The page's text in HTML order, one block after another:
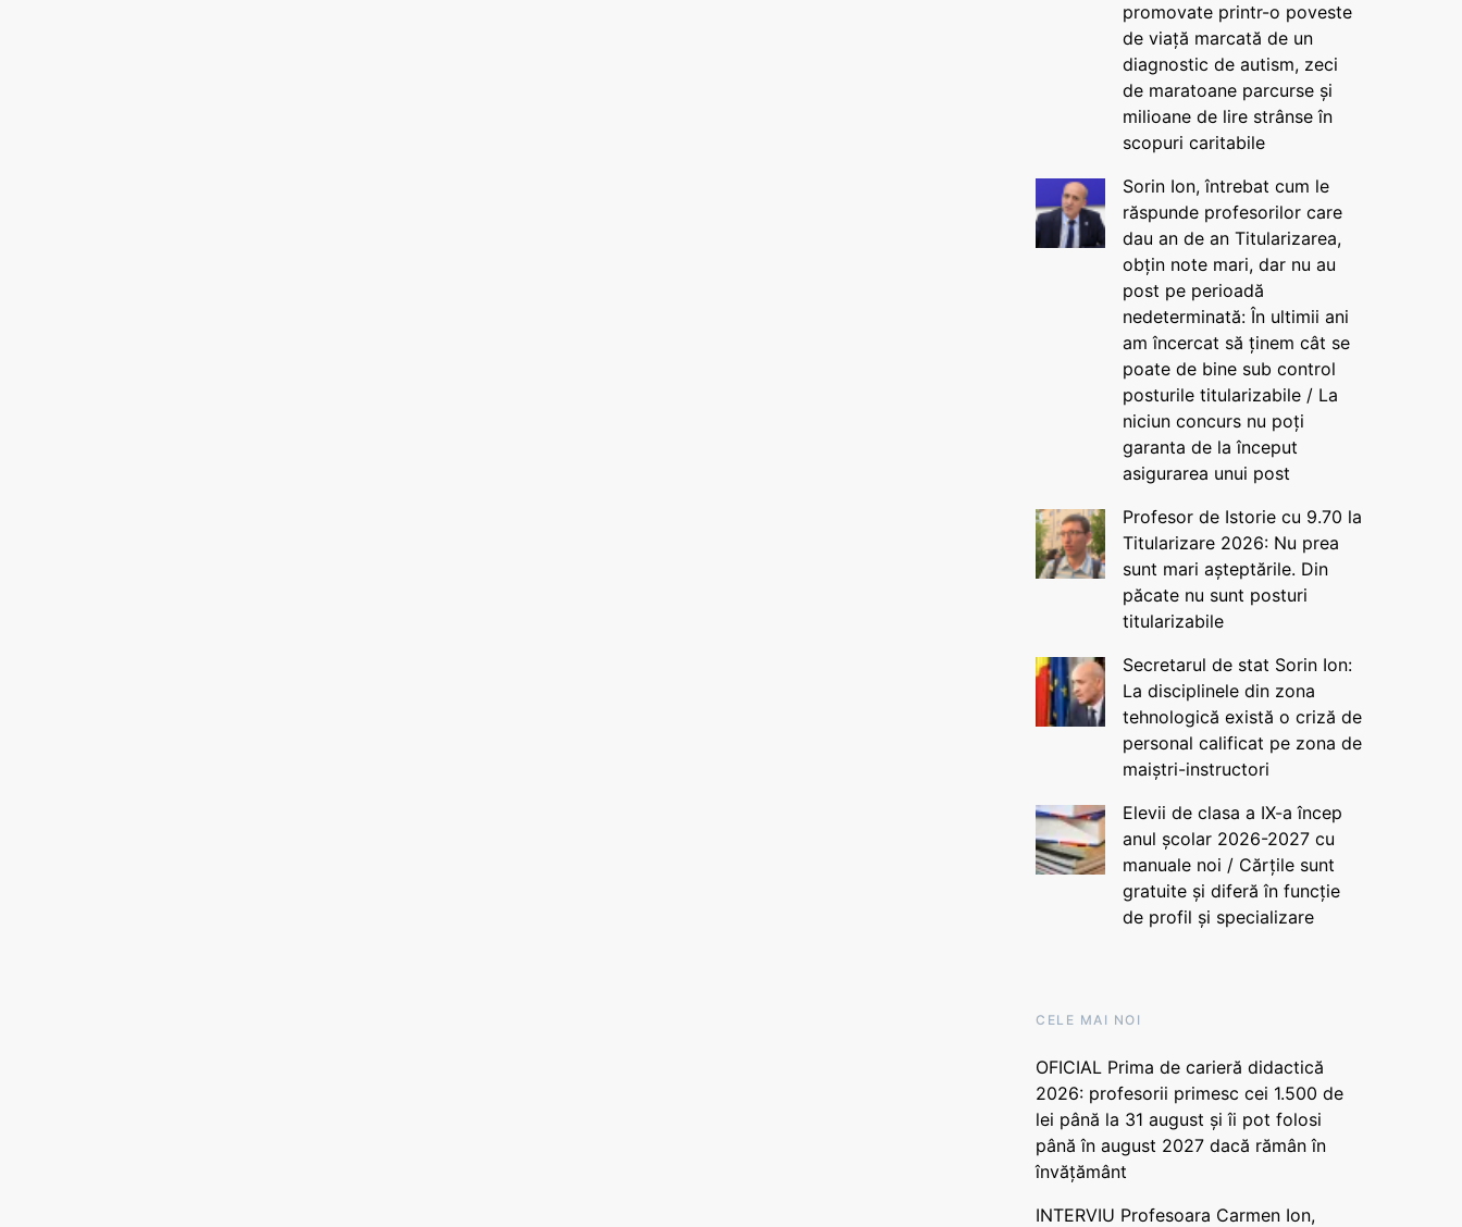
promovate printr-o poveste
de viață marcată de un
diagnostic de autism, zeci
de maratoane parcurse și
milioane de lire strânse în
scopuri caritabile
Sorin Ion, întrebat cum le
răspunde profesorilor care
dau an de an Titularizarea,
obțin note mari, dar nu au
post pe perioadă
nedeterminată: În ultimii ani
am încercat să ținem cât se
poate de bine sub control
posturile titularizabile / La
niciun concurs nu poți
garanta de la început
asigurarea unui post
Profesor de Istorie cu 9.70 la
Titularizare 2026: Nu prea
sunt mari așteptările. Din
păcate nu sunt posturi
titularizabile
Secretarul de stat Sorin Ion:
La disciplinele din zona
tehnologică există o criză de
personal calificat pe zona de
maiștri-instructori
Elevii de clasa a IX-a încep
anul școlar 2026-2027 cu
manuale noi / Cărțile sunt
gratuite și diferă în funcție
de profil și specializare
CELE MAI NOI
OFICIAL Prima de carieră didactică
2026: profesorii primesc cei 1.500 de
lei până la 31 august și îi pot folosi
până în august 2027 dacă rămân în
învățământ
INTERVIU Profesoara Carmen Ion,